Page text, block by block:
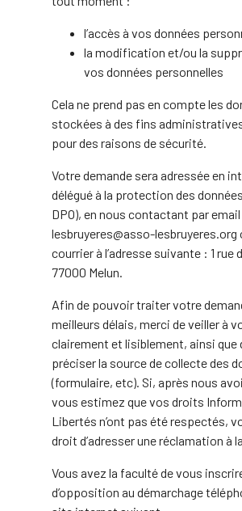
l’accès à vos données
la modification et/ou la
vos données personnelles
Cela ne prend pas en compte les
stockées à des fins
pour des raisons de sécurité.
Votre demande sera adressée en
délégué à la protection des
DPO), en nous contactant par email
lesbruyeres@asso-lesbruyeres.org
courrier à l’adresse suivante : 1 rue
77000 Melun.
Afin de pouvoir traiter votre
meilleurs délais, merci de veiller à
clairement et lisiblement, ainsi que
préciser la source de collecte des
(formulaire, etc). Si, après nous
vous estimez que vos droits
Libertés n’ont pas été respectés,
droit d’adresser une réclamation à la
‍Vous avez la faculté de vous
d’opposition au démarchage